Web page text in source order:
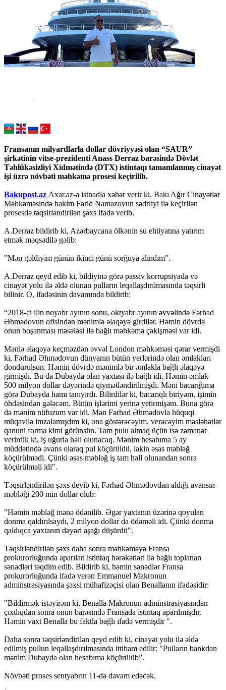
Fransanın milyardlarla dollar dövriyyəsi olan “SAUR”
şirkətinin vitse-prezidenti Anass Derraz barəsində Dövlət
Təhlükəsizliyi Xidmətində (DTX) istintaqı tamamlanmış cinayət
işi üzrə növbəti məhkəmə prosesi keçirilib.
Bakupost.az Axar.az-a istnadla xəbər verir ki, Bakı Ağır Cinayətlər
Məhkəməsində hakim Fərid Namazovun sədrliyi ilə keçirilən
prosesdə təqsirləndirilən şəxs ifadə verib.
A.Derraz bildirib ki, Azərbaycana ölkənin su ehtiyatına yatırım
etmək məqsədilə gəlib:
"Mən gəldiyim günün ikinci günü sorğuya alındım".
A.Derraz qeyd edib ki, bildiyinə görə passiv korrupsiyada və
cinayət yolu ilə əldə olunan pulların leqallaşdırılmasında təqsirli
bilinir. O, ifadəsinin davamında bildirib:
“2018-ci ilin noyabr ayının sonu, oktyabr ayının əvvəlində Fərhad
Əhmədovun ofisindən mənimlə əlaqəyə girdilər. Həmin dövrdə
onun boşanması məsələsi ilə bağlı məhkəmə çəkişməsi var idi.
Mənlə əlaqəyə keçməzdən əvvəl London məhkəməsi qərar vermişdi
ki, Fərhad Əhmədovun dünyanın bütün yerlərində olan əmlakları
dondurulsun. Həmin dövrdə mənimlə bir əmlakla bağlı əlaqəyə
girmişdi. Bu da Dubayda olan yaxtası ilə bağlı idi. Həmin əmlak
500 milyon dollar dəyərində qiymətləndirilmişdi. Məni bacarığıma
görə Dubayda hamı tanıyırdı. Bilirdilər ki, bacarıqlı biriyəm, işimin
öhdəsindən gələcəm. Bütün işlərimi yerinə yetirmişəm. Buna görə
də mənim nüfuzum var idi. Mən Fərhad Əhmədovla hüquqi
müqavilə imzalamışdım ki, ona göstərəcəyim, verəcəyim məsləhətlər
qanuni forma kimi görünsün. Tam pulu almaq üçün isə zəmanət
verirdik ki, iş uğurla həll olunacaq. Mənim hesabıma 5 ay
müddətində avans olaraq pul köçürüldü, lakin əsas məbləğ
köçürülmədi. Çünki əsas məbləğ iş tam həll olunandan sonra
köçürülməli idi".
Təqsirləndirilən şəxs deyib ki, Fərhad Əhmədovdan aldığı avansın
məbləği 200 min dollar olub:
"Həmin məbləğ mənə ödənilib. Əgər yaxtanın üzərinə qoyulan
donma qaldırılsaydı, 2 milyon dollar da ödəməli idi. Çünki donma
qaldıqca yaxtanın dəyəri aşağı düşürdü".
Təqsirləndirilən şəxs daha sonra məhkəməyə Fransa
prokurorluğunda aparılan istintaq hərəkətləri ilə bağlı toplanan
sənədləri təqdim edib. Bildirib ki, həmin sənədlər Fransa
prokurorluğunda ifadə verən Emmanuel Makronun
adminstrasiyasında şəxsi mühafizəçisi olan Benallanın ifadəsidir:
"Bildirmək istəyirəm ki, Benalla Makronun adminstrasiyasından
çıxdıqdan sonra onun barəsində Fransada istintaq aparılmışdır.
Həmin vaxt Benalla bu faktla bağlı ifadə vermişdir ".
Daha sonra təqsirləndirilən qeyd edib ki, cinayət yolu ilə əldə
edilmiş pullun leqallaşdırılmasında ittiham edilir: "Pulların bankdan
mənim Dubayda olan hesabıma köçürülüb”.
Növbəti proses sentyabrın 11-də davam edəcək.